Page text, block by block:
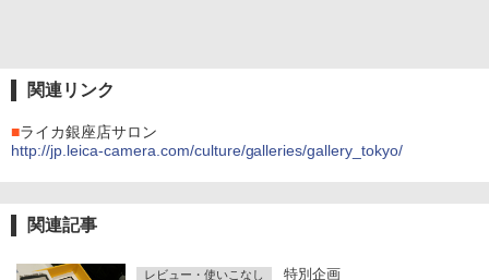
関連リンク
■ライカ銀座店サロン
http://jp.leica-camera.com/culture/galleries/gallery_tokyo/
関連記事
レビュー・使いこなし 特別企画